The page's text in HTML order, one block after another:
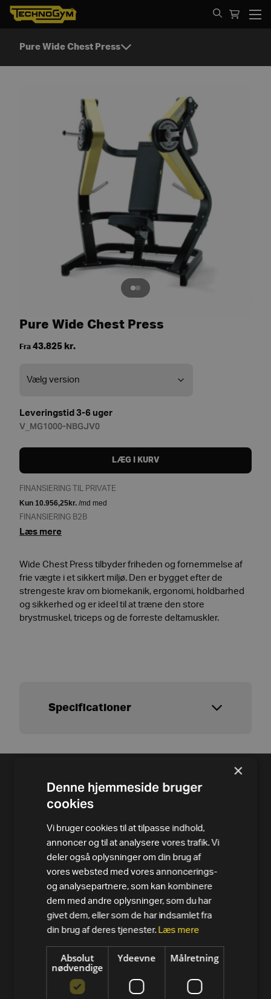
Spring til indhold
Pure Wide Chest Press
Pure Wide Chest Press
Fra 43.825 kr.
Leveringstid 3-6 uger
V_MG1000-NBGJV0
LÆG I KURV
FINANSIERING TIL PRIVATE
FINANSIERING B2B
Læs mere
Wide Chest Press tilbyder friheden og fornemmelse af
frie vægte i et sikkert miljø. Den er bygget efter de
strengeste krav om biomekanik, ergonomi, holdbarhed
og sikkerhed og er ideel til at træne den store
brystmuskel, triceps og de forreste deltamuskler.
Specificationer
PRODUKTER
Alle varer
Løbebånd
Motionscykler
×
Denne hjemmeside bruger
cookies
Vi bruger cookies til at tilpasse indhold,
annoncer og til at analysere vores trafik. Vi
deler også oplysninger om din brug af
vores websted med vores annoncerings-
og analysepartnere, som kan kombinere
dem med andre oplysninger, som du har
givet dem, eller som de har indsamlet fra
din brug af deres tjenester.
Læs mere
Absolut
nødvendige
Ydeevne Målretning